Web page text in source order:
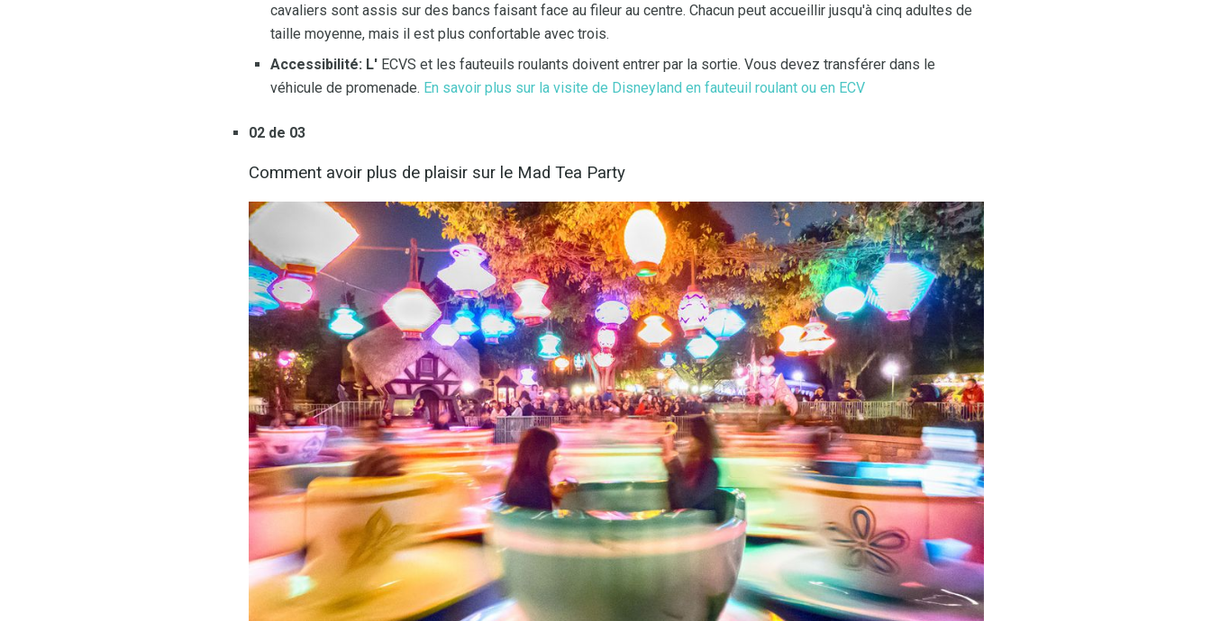
cavaliers sont assis sur des bancs faisant face au fileur au centre. Chacun peut accueillir jusqu'à cinq adultes de
taille moyenne, mais il est plus confortable avec trois.
Accessibilité: L' ECVS et les fauteuils roulants doivent entrer par la sortie. Vous devez transférer dans le
véhicule de promenade. En savoir plus sur la visite de Disneyland en fauteuil roulant ou en ECV
02 de 03
Comment avoir plus de plaisir sur le Mad Tea Party